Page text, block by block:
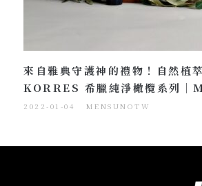
來自雅典守護神的禮物！自然植
KORRES 希臘純淨橄欖系列
2022-01-04 MENSUNOTW